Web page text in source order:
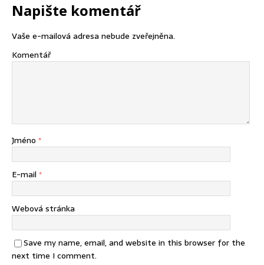
Napište komentář
Vaše e-mailová adresa nebude zveřejněna.
Komentář
Jméno *
E-mail *
Webová stránka
Save my name, email, and website in this browser for the
next time I comment.